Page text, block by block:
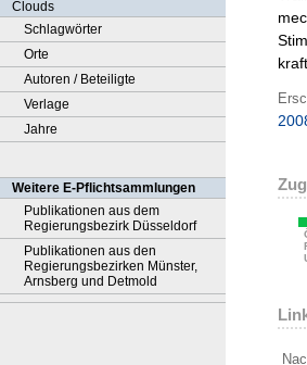
Clouds
Schlagwörter
Orte
Autoren / Beteiligte
Verlage
Jahre
Weitere E-Pflichtsammlungen
Publikationen aus dem
Regierungsbezirk Düsseldorf
Publikationen aus den
Regierungsbezirken Münster,
Arnsberg und Detmold